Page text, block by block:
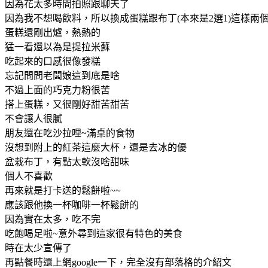
因為花太多時間拍照跟聊天了
因為我不想喝飲料，所以換成蛋糕跟布丁(本來是2選1)這樣兩
蛋糕還剛出爐，熱熱的
猛一看還以為是提拉米蘇
吃起來的口感很像發糕
忘記問問老闆娘這到底是啥
不過上面的巧克力粉很苦
搭上蛋糕，又很剛好甜苦甜苦
不會讓人很膩
朋友還在吃沙拉哩~滿桌的食物
沒想到附上的紅茶這麼大杯，還是去冰的優
盆栽布丁，有點太軟沒啥甜味
個人不喜歡
再來就是打卡送的鬆餅啦~~
應該跟他換一杯咖啡一杯鬆餅的
因為實在太多，吃不完
吃飽喝足啦~意外尋到這家很有特色的美食
時在太少宣傳了
再點餐時還上網google一下，完全沒有部落格的介紹文